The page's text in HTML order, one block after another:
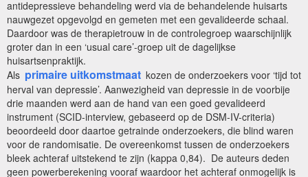
antidepressieve behandeling werd via de behandelende huisarts
nauwgezet opgevolgd en gemeten met een gevalideerde schaal.
Daardoor was de therapietrouw in de controlegroep waarschijnlijk
groter dan in een ‘usual care’-groep uit de dagelijkse
huisartsenpraktijk.
Als primaire uitkomstmaat kozen de onderzoekers voor ‘tijd tot
herval van depressie’. Aanwezigheid van depressie in de voorbije
drie maanden werd aan de hand van een goed gevalideerd
instrument (SCID-interview, gebaseerd op de DSM-IV-criteria)
beoordeeld door daartoe getrainde onderzoekers, die blind waren
voor de randomisatie. De overeenkomst tussen de onderzoekers
bleek achteraf uitstekend te zijn (kappa 0,84). De auteurs deden
geen powerberekening vooraf waardoor het achteraf onmogelijk is